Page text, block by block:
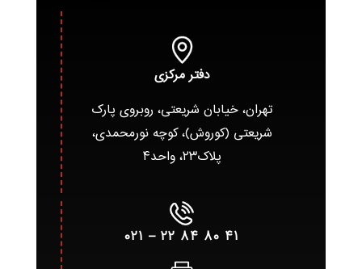
دفتر مرکزی
تهران، خیابان شریعتی، روبروی پارک
شریعتی (کوروش)، کوچه نورمحمدی،
پلاک۲۳، واحد۴
۴۱ ۸۰ ۸۴ ۲۲ – ۰۲۱